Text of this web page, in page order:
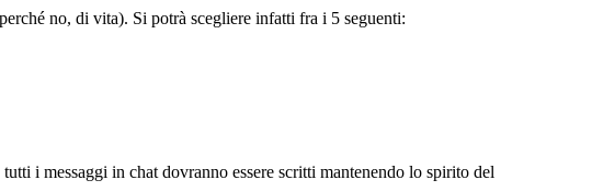
no, di vita). Si potrà scegliere infatti fra i 5 seguenti:
i messaggi in chat dovranno essere scritti mantenendo lo spirito del